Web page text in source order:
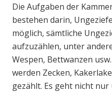
Die Aufgaben der
bestehen darin,
möglich, sämtliche
aufzuzählen, unter
Wespen, Bettwanzen
werden Zecken,
gezählt. Es geht nicht